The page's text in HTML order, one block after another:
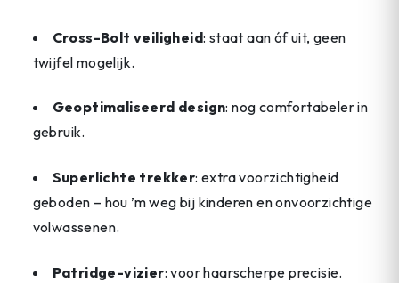
Cross-Bolt veiligheid: staat aan óf uit, geen
twijfel mogelijk.
Geoptimaliseerd design: nog comfortabeler in
gebruik.
Superlichte trekker: extra voorzichtigheid
geboden – hou ’m weg bij kinderen en onvoorzichtige
volwassenen.
Patridge-vizier: voor haarscherpe precisie.